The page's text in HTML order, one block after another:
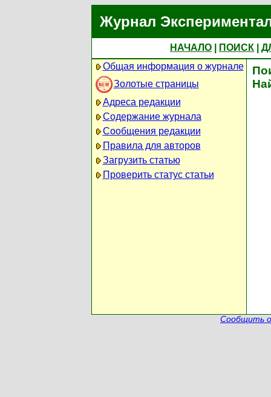
Журнал
НАЧАЛО ПОИСК
Общая информация о журнале
Золотые страницы
Адреса редакции
Содержание журнала
Сообщения редакции
Правила для авторов
Загрузить статью
Проверить статус статьи
Сообщить о